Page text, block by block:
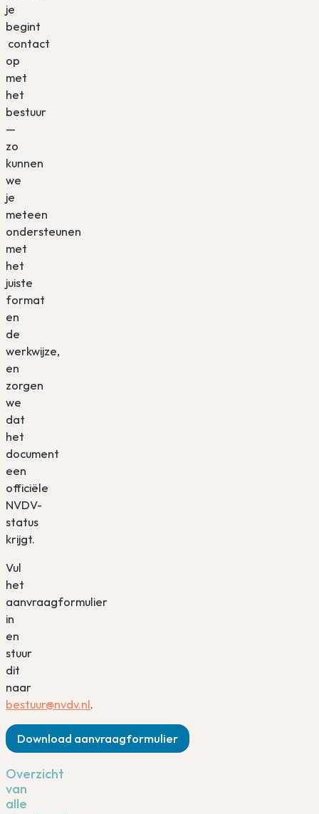
je
begint
contact
op
met
het
bestuur
—
zo
kunnen
we
je
meteen
ondersteunen
met
het
juiste
format
en
de
werkwijze,
en
zorgen
we
dat
het
document
een
officiële
NVDV-
status
krijgt.
Vul
het
aanvraagformulier
in
en
stuur
dit
naar
bestuur@nvdv.nl.
Download aanvraagformulier
Overzicht
van
alle